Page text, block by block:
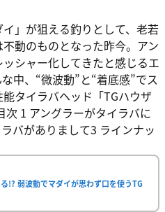
」が狙える釣りとして、老若
動のものとなった昨今。アン
シャー化してきたと感じるエ
中、“微波動”と“着底感”でス
タイラバヘッド「TGハウザ
1 アングラーがタイラバに
バがありまして3 ラインナッ
!? 弱波動でマダイが思わず口を使うTG